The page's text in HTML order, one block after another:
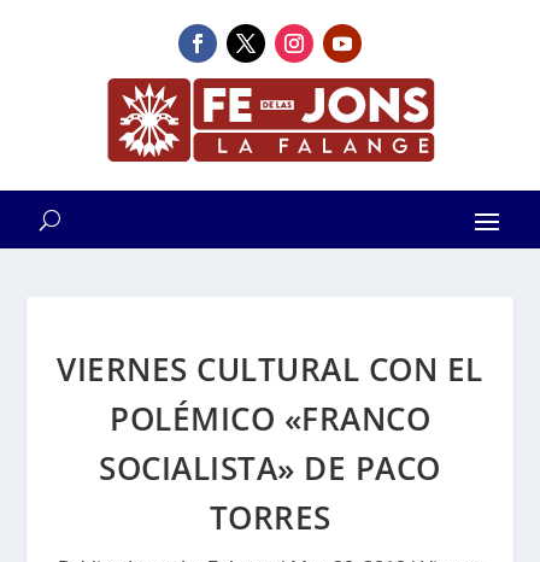
VIERNES CULTURAL CON EL
POLÉMICO «FRANCO
SOCIALISTA» DE PACO
TORRES